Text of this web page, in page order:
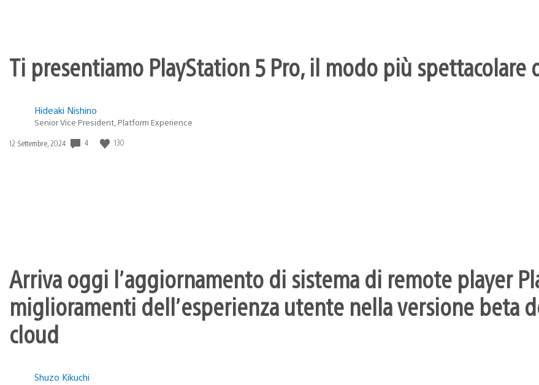
Ti presentiamo PlayStation 5 Pro, il modo più spettacolare
Hideaki Nishino
Senior Vice President, Platform Experience
Data
12 Settembre, 2024 4 130
Arriva oggi l’aggiornamento di sistema di remote player
miglioramenti dell’esperienza utente nella versione beta
cloud
Shuzo Kikuchi